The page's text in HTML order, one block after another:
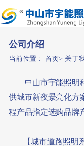
公司介绍
当前位置： 首页> 关于
中山市宇能照明科
供城市新夜景亮化方
程产品指定选购品牌
【城市道路照明系